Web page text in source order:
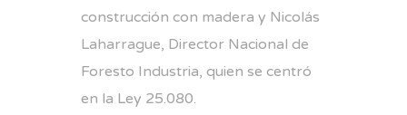
construcción con madera y Nicolás
Laharrague, Director Nacional de
Foresto Industria, quien se centró
en la Ley 25.080.